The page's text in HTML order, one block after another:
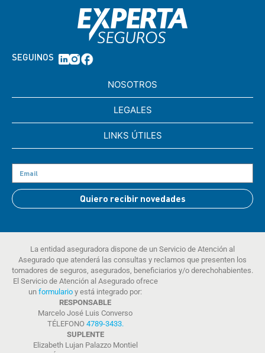
SEGUINOS
NOSOTROS
LEGALES
LINKS ÚTILES
Quiero recibir novedades
La entidad aseguradora dispone de un Servicio de Atención al
Asegurado que atenderá las consultas y reclamos que presenten los
tomadores de seguros, asegurados, beneficiarios y/o derechohabientes.
El Servicio de Atención al Asegurado ofrece
un formulario y está integrado por:
RESPONSABLE
Marcelo José Luis Converso
TÉLEFONO 4789-3433.
SUPLENTE
Elizabeth Lujan Palazzo Montiel